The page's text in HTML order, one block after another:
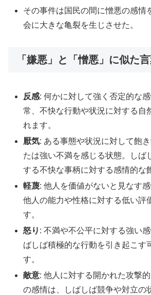
その事件は国民の間に憎悪の感情
会に大きな亀裂を生じさせた。
「嫌悪」と「憎悪」に似た
反感: 何かに対して強く否定的な
常、不快な行動や状況に対する自
れます。
厭気: ある事態や状況に対して飽
たは強い不満を感じる状態。しば
する不快な事柄に対する感情的な
軽蔑: 他人を価値がないと見なす感
他人の能力や性格に対する低い評
す。
怒り : 不満や不公平に対する強い
ばしば積極的な行動を引き起こす
す。
敵意: 他人に対する開かれた攻撃
の感情は、しばしば競争や対立の